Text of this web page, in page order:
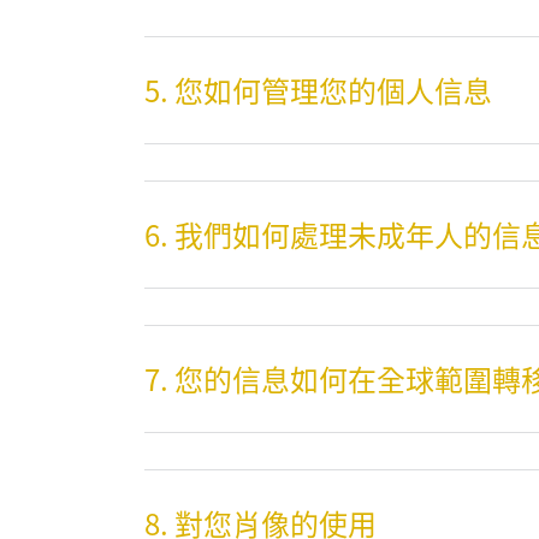
5. 您如何管理您的個人信息
6. 我們如何處理未成年人的信
7. 您的信息如何在全球範圍轉
8. 對您肖像的使用